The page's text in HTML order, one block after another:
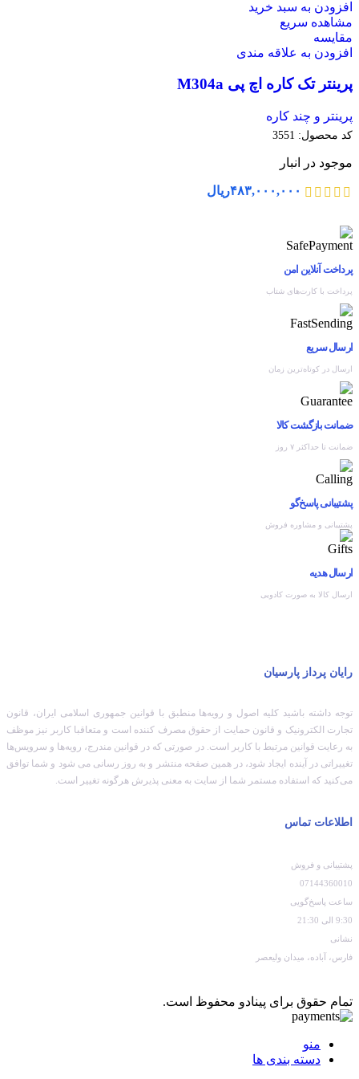
افزودن به سبد خرید
مشاهده سریع
مقایسه
افزودن به علاقه مندی
پرینتر تک کاره اچ پی M304a
پرینتر و چند کاره
کد محصول: 3551
موجود در انبار
۴۸۳,۰۰۰,۰۰۰ریال
پرداخت آنلاین امن
پرداخت با کارت‌های شتاب
ارسال سریع
ارسال در کوتاه‌ترین زمان
ضمانت بازگشت کالا
ضمانت تا حداکثر ۷ روز
پشتیبانی پاسخ‌گو
پشتیبانی و مشاوره فروش
ارسال هدیه
ارسال کالا به صورت کادویی
رایان پرداز پارسیان
توجه داشته باشید کلیه اصول و رویه‏‌ها منطبق با قوانین جمهوری اسلامی ایران، قانون
تجارت الکترونیک و قانون حمایت از حقوق مصرف کننده است و متعاقبا کاربر نیز موظف
به رعایت قوانین مرتبط با کاربر است. در صورتی که در قوانین مندرج، رویه‏‌ها و سرویس‏‌ها
تغییراتی در آینده ایجاد شود، در همین صفحه منتشر و به روز رسانی می شود و شما توافق
می‏‌کنید که استفاده مستمر شما از سایت به معنی پذیرش هرگونه تغییر است.
اطلاعات تماس
پشتیبانی و فروش
07144360010
ساعت پاسخ‌گویی
9:30 الی 21:30
نشانی
فارس، آباده، میدان ولیعصر
تمام حقوق برای پینادو محفوظ است.
منو
دسته بندی ها